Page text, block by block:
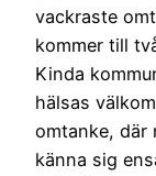
vackraste
kommer till
Kinda
hälsas
omtanke, där
känna sig